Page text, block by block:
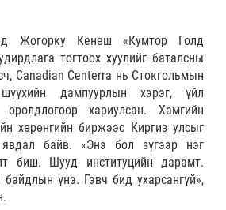
Жогорку Кенеш «Кумтор Голд
тогтоох хуулийг баталсны
Canadian Centerra нь Стокгольмын
дампуурлын хэрэг, үйл
оролдлогоор хариулсан. Хамгийн
хөрөнгийн биржээс Киргиз улсыг
явдал байв. «Энэ бол зүгээр нэг
биш. Шууд институцийн дарамт.
байдлын үнэ. Гэвч бид ухарсангүй»,